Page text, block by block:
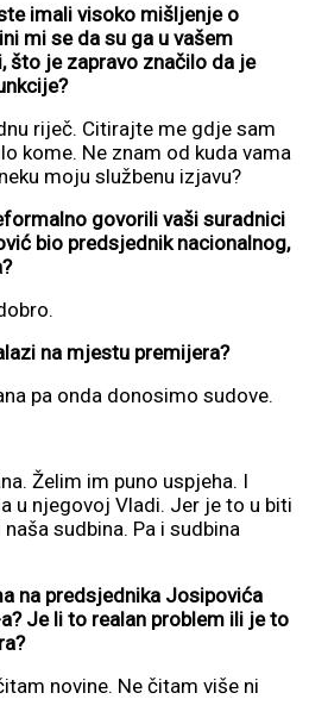
imali visoko mišljenje o
mi se da su ga u vašem
što je zapravo značilo da je
riječ. Citirajte me gdje sam
kome. Ne znam od kuda vama
moju službenu izjavu?
govorili vaši suradnici
bio predsjednik nacionalnog,
na mjestu premijera?
pa onda donosimo sudove.
Želim im puno uspjeha. I
u njegovoj Vladi. Jer je to u biti
sudbina. Pa i sudbina
na predsjednika Josipovića
Je li to realan problem ili je to
novine. Ne čitam više ni